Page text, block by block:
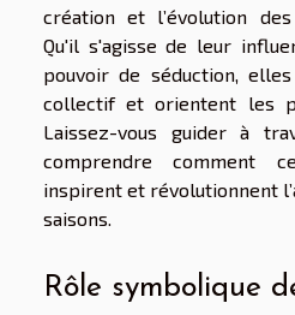
création et l’évolution
Qu'il s'agisse de leur
pouvoir de séduction,
collectif et orientent les
Laissez-vous guider à
comprendre comment
inspirent et révolutionnent
saisons.
Rôle symbolique